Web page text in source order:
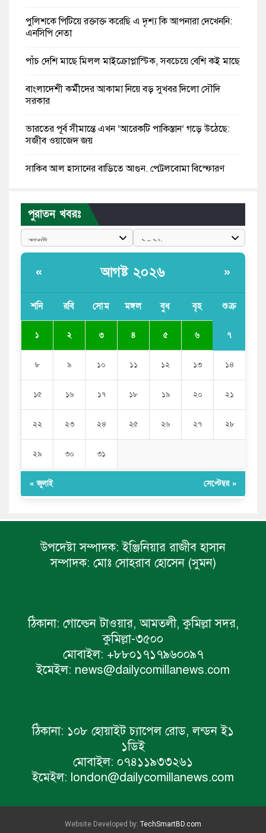
পুলিশকে পিটিয়ে রক্তাক্ত করেছি এ দৃশ্য কি আপনারা দেখেননি:
এনসিপি নেতা
পাঁচ দেশি মাছে মিলল মাইক্রোপ্লাস্টিক, সবচেয়ে বেশি কই মাছে
বাংলাদেশী কর্মীদের আকামা নিয়ে বড় সুখবর দিলো সৌদি
সরকার
ভারতের পূর্ব সীমান্তে এখন ‘আরেকটি পাকিস্তান’ গড়ে উঠেছে:
সজীব ওয়াজেদ জয়
সাকিব আল হাসানের বাড়িতে আগুন, পেট্রলবোমা বিস্ফোরণ
ডকুমেন্টারি নয়: ভারপ্রাপ্ত রাষ্ট্রপতি
কুমিল্লায় শরীরের বিভিন্ন ক্ষত নিয়ে বেঁচে আছেন ৫৬৬
জুলাইযোদ্ধা
তারেক রহমান ক্ষমতায় থাকবেন না, পতন শুরু হয়ে গেছে:
শেখ হাসিনাকে আর রাখতে চাচ্ছে না ভারত: আসিফ মাহমুদ
পুরাতন খবরঃ
« আগষ্ট ২০২৬ »
শনি রবি সোম মঙ্গল বুধ বৃহ শুক্র
১ ২ ৩ ৪ ৫ ৬ ৭
৮ ৯ ১০ ১১ ১২ ১৩ ১৪
১৫ ১৬ ১৭ ১৮ ১৯ ২০ ২১
২২ ২৩ ২৪ ২৫ ২৬ ২৭ ২৮
২৯ ৩০ ৩১
« জুলাই সেপ্টেম্বর »
উপদেষ্টা সম্পাদক: ইঞ্জিনিয়ার রাজীব হাসান
সম্পাদক: মোঃ সোহরাব হোসেন (সুমন)
ঠিকানা: গোল্ডেন টাওয়ার, আমতলী, কুমিল্লা সদর,
কুমিল্লা-৩৫০০
মোবাইল: +৮৮০১৭১৭৯৬০০৯৭
ইমেইল: news@dailycomillanews.com
ঠিকানা: ১০৮ হোয়াইট চ্যাপেল রোড, লন্ডন ই১
১ডিই
মোবাইল: ০৭৪১১৯৩৩২৬১
ইমেইল: london@dailycomillanews.com
Website Developed by: TechSmartBD.com